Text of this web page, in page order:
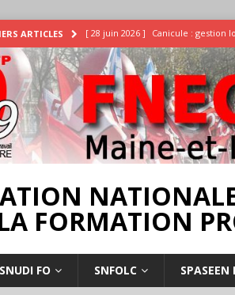
ARTICLES [ 28 juin 2026 ] Canicule : gestion
INTEMPÉRIES
[ 25 juin 2026 ] Enquête
[ 17 juillet 2026 ] Rassemblement
18 juillet à Angers
FORMATION
SNUDI FO SNFOLC SPASEEN